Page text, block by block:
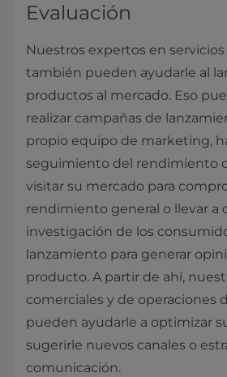
Evaluación
Nuestros expertos en
también pueden ayudarle al
productos al mercado. Eso
realizar campañas de
propio equipo de marketing,
seguimiento del rendimiento
visitar su mercado para
rendimiento general o llevar a
investigación de los
lanzamiento para generar
producto. A partir de ahí,
comerciales y de operaciones
pueden ayudarle a optimizar
sugerirle nuevos canales o
comunicación.